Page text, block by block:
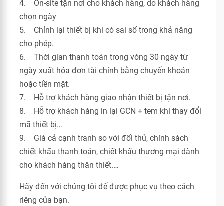
4. On-site tận nơi cho khách hàng, do khách hàng
chọn ngày
5. Chỉnh lại thiết bị khi có sai số trong khả năng
cho phép.
6. Thời gian thanh toán trong vòng 30 ngày từ
ngày xuất hóa đơn tài chính bằng chuyển khoản
hoặc tiền mặt.
7. Hỗ trợ khách hàng giao nhận thiết bị tận nơi.
8. Hỗ trợ khách hàng in lại GCN + tem khi thay đổi
mã thiết bị…
9. Giá cả cạnh tranh so với đối thủ, chính sách
chiết khấu thanh toán, chiết khấu thương mại dành
cho khách hàng thân thiết.…
Hãy đến với chúng tôi để được phục vụ theo cách
riêng của bạn.